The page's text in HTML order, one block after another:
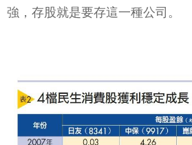
強，存股就是要存這一種公司。